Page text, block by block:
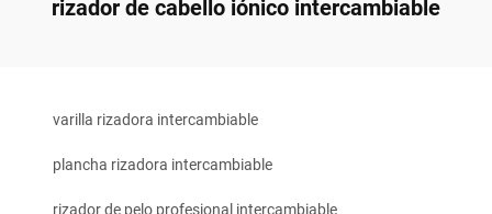
rizador de cabello iónico intercambiable
varilla rizadora intercambiable
plancha rizadora intercambiable
rizador de pelo profesional intercambiable